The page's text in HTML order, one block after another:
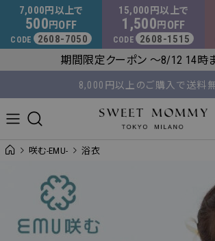
マタニティウェア・授乳服のスウィート
7,000 円以上で
500 円 OFF
CODE 2608-7050
15,000 円以上で
1,500 円 OFF
CODE 2608-1515
期間限定クーポン ～8/12 14時
8,000円以上のご購入で送料
平日14時 / 土日祝12時まで のご注文で
咲む-EMU- 浴衣